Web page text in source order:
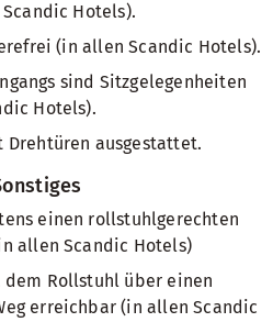
Hotels).
(in allen Scandic Hotels).
sind Sitzgelegenheiten
Hotels).
Drehtüren ausgestattet.
einen rollstuhlgerechten
allen Scandic Hotels)
Rollstuhl über einen
erreichbar (in allen Scandic